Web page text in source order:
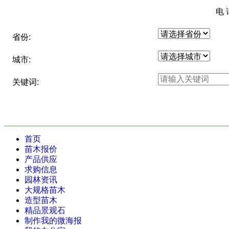
电
省份:
城市:
关键词:
首页
苗木报价
产品供应
求购信息
园林资讯
大规格苗木
造型苗木
精品景观石
制作我的微海报